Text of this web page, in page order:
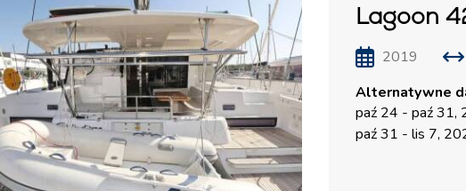
Lagoon
2019
Alternatywne
paź 24 - paź 31,
paź 31 - lis 7,